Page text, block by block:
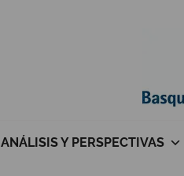
ANÁLISIS Y PERSPECTIVAS